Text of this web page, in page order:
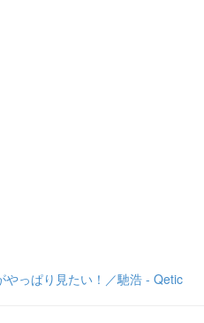
っぱり見たい！／馳浩 - Qetic